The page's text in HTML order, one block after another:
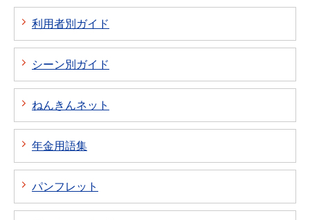
利用者別ガイド
シーン別ガイド
ねんきんネット
年金用語集
パンフレット